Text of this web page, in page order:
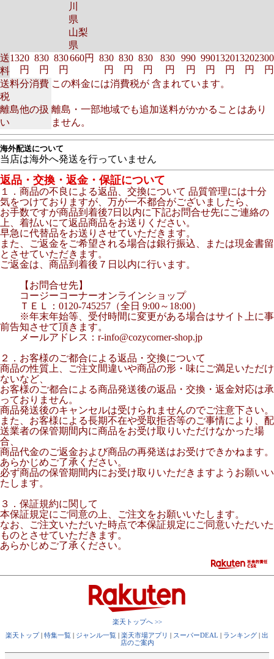
川
県
山梨
県
送
料
1320
円
830
円
830
円
660円
830
円
830
円
830
円
830
円
990
円
990
円
1320
円
1320
円
2300
円
送料分消費
税
この料金には消費税が 含まれています。
離島他の扱
い
離島・一部地域でも追加送料がかかることはあり
ません。
海外配送について
当店は海外へ発送を行っていません
返品・交換・返金・保証について
１．商品の不良による返品、交換について 品質管理には十分
気をつけておりますが、万が一不都合がございましたら、
お手数ですが商品到着後7日以内に下記お問合せ先にご連絡の
上、着払いにて返品商品をお送りください。
早急に代替品をお送りさせていただきます。
また、ご返金をご希望される場合は銀行振込、または現金書留
とさせていただきます。
ご返金は、商品到着後７日以内に行います。
【お問合せ先】
コージーコーナーオンラインショップ
ＴＥＬ：0120-745257（全日 9:00～18:00）
※年末年始等、受付時間に変更がある場合はサイト上に事
前告知させて頂きます。
メールアドレス：r-info@cozycorner-shop.jp
２．お客様のご都合による返品・交換について
商品の性質上、ご注文間違いや商品の形・味にご満足いただけ
ないなど、
お客様のご都合による商品発送後の返品・交換・返金対応は承
っておりません。
商品発送後のキャンセルは受けられませんのでご注意下さい。
また、お客様による長期不在や受取拒否等のご事情により、配
送業者の保管期間内に商品をお受け取りいただけなかった場
合、
商品代金のご返金および商品の再発送はお受けできかねます。
あらかじめご了承ください。
必ず商品の保管期間内にお受け取りいただきますようお願いい
たします。
３．保証規約に関して
本保証規定にご同意の上、ご注文をお願いいたします。
なお、ご注文いただいた時点で本保証規定にご同意いただいた
ものとさせていただきます。
あらかじめご了承ください。
楽天トップへ >>
楽天トップ| 特集一覧 | ジャンル一覧 | 楽天市場アプリ | スーパーDEAL | ランキング | 出
店のご案内